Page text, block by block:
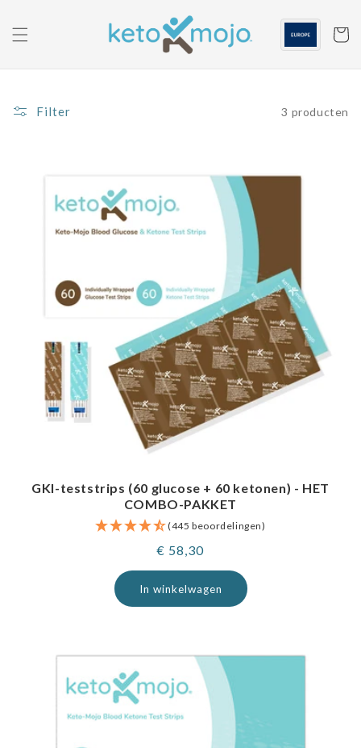
inhoud
Filter 3 producten
GKI-teststrips (60 glucose + 60 ketonen) - HET
COMBO-PAKKET
(445 beoordelingen)
Normale
prijs
€ 58,30
In winkelwagen